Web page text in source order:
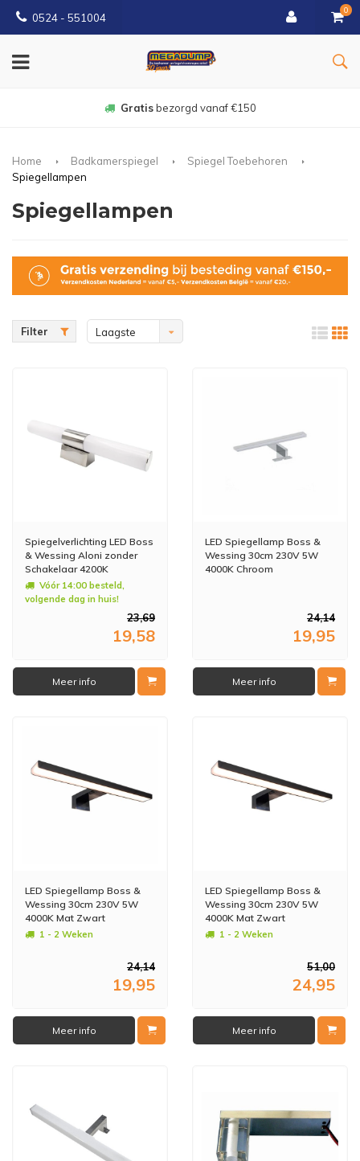
0524 - 551004
0
Gratisbezorgd vanaf €150
Home Badkamerspiegel
Spiegel Toebehoren
Spiegellampen
Spiegellampen
Filter
Laagste
Spiegelverlichting LED Boss
& Wessing Aloni zonder
Schakelaar 4200K
Vóór 14:00 besteld,
volgende dag in huis!
23,69
19,58
Meer info
LED Spiegellamp Boss &
Wessing 30cm 230V 5W
4000K Chroom
24,14
19,95
Meer info
LED Spiegellamp Boss &
Wessing 30cm 230V 5W
4000K Mat Zwart
1 - 2 Weken
24,14
19,95
Meer info
LED Spiegellamp Boss &
Wessing 30cm 230V 5W
4000K Mat Zwart
1 - 2 Weken
51,00
24,95
Meer info